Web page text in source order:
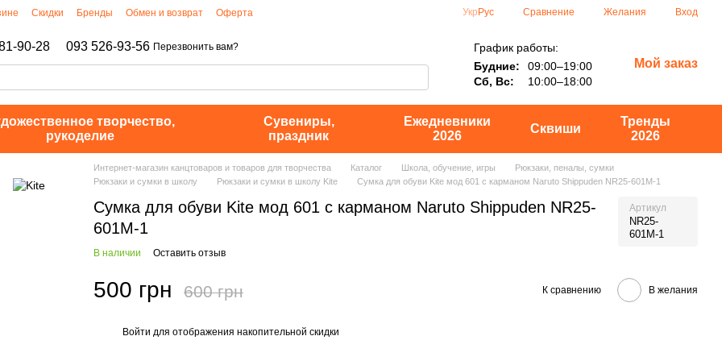
Скидки Бренды Обмен и возврат
Оферта
Укр Рус Сравнение Желания Вход
90-28 093 526-93-56 Перезвонить вам?
График работы:
Будние:
09:00–19:00
Сб, Вс:
10:00–18:00
Мой заказ
творчество,
рукоделие
Сувениры,
праздник
Ежедневники
2026
Сквиши
Тренды
2026
Интернет-магазин канцтоваров и товаров для творчества Каталог Школа, обучение, игры
Рюкзаки, пеналы, сумки
Рюкзаки и сумки в школу
Рюкзаки и сумки в школу Kite Сумка для обуви Kite мод 601 с карманом Naruto Shippuden NR25-601M-1
Сумка для обуви Kite мод 601 с карманом Naruto Shippuden NR25-
601M-1
Артикул
NR25-
601M-1
В наличии Оставить отзыв
500 грн 600 грн К сравнению В желания
Войти для отображения накопительной скидки